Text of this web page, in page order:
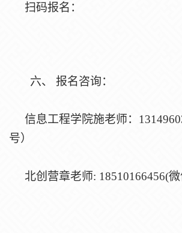
扫码报名：
六、 报名咨询：
信息工程学院施老师：
号）
北创营章老师: 18510166456(